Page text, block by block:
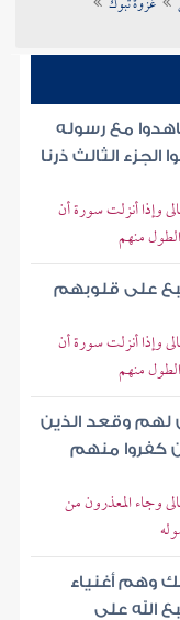
مع رسوله
الثالث ذرنا
وإذا أنزلت سورة أن
منهم
على قلوبهم
وإذا أنزلت سورة أن
منهم
لهم وقعد الذين
كفروا منهم
وجاء المعذرون من
وهم أغنياء
الله على